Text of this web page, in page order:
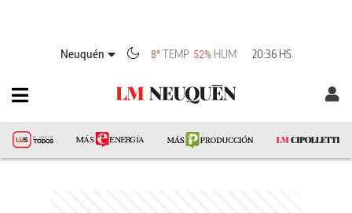
Neuquén 8°TEMP 52% HUM 20:36 HS